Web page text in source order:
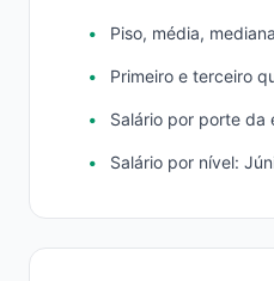
Piso, média,
Primeiro e terceiro
Salário por porte da
Salário por nível: